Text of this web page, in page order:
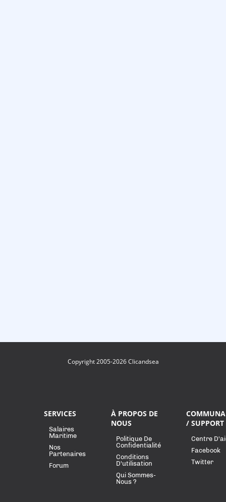
Copyright 2005-2026 Clicandsea
SERVICES
Salaires
Maritime
Nos
Partenaires
Forum
À PROPOS DE
NOUS
Politique De
Confidentialité
Conditions
D'utilisation
Qui Sommes-
Nous ?
/ SUPPORT
Centre
Facebook
Twitter